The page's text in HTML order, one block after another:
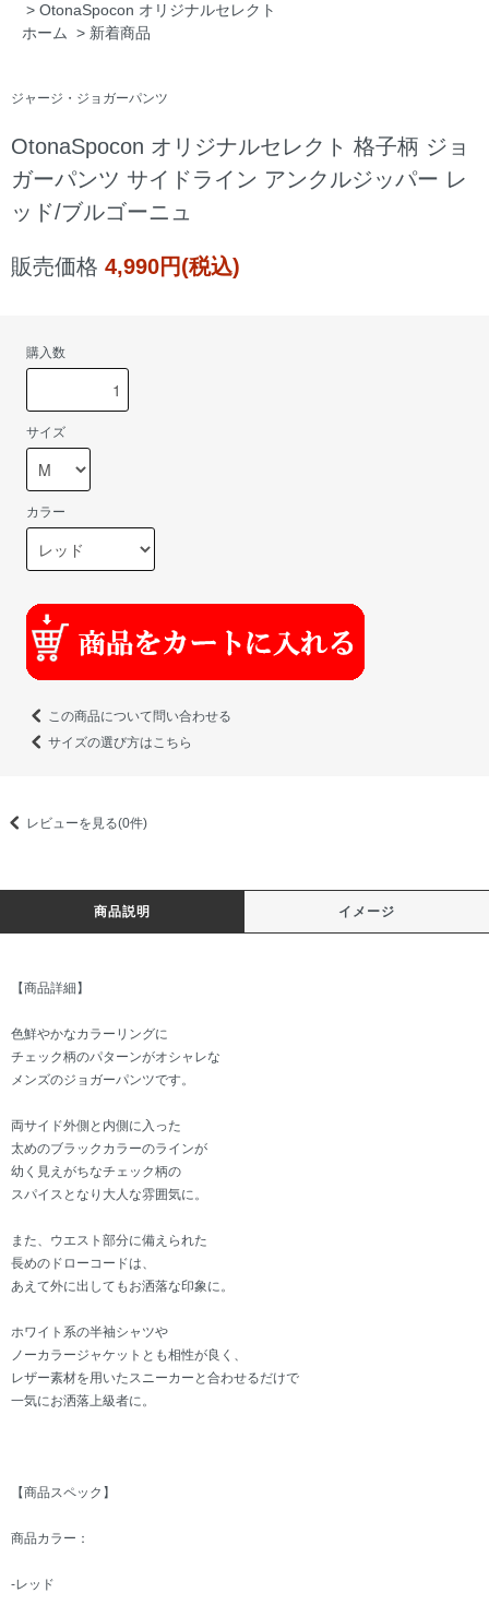
> OtonaSpocon オリジナルセレクト
ホーム
> 新着商品
ジャージ・ジョガーパンツ
OtonaSpocon オリジナルセレクト 格子柄 ジョ
ガーパンツ サイドライン アンクルジッパー レ
ッド/ブルゴーニュ
販売価格 4,990円(税込)
購入数
サイズ
カラー
この商品について問い合わせる
サイズの選び方はこちら
レビューを見る(0件)
商品説明 イメージ
【商品詳細】
色鮮やかなカラーリングに
チェック柄のパターンがオシャレな
メンズのジョガーパンツです。
両サイド外側と内側に入った
太めのブラックカラーのラインが
幼く見えがちなチェック柄の
スパイスとなり大人な雰囲気に。
また、ウエスト部分に備えられた
長めのドローコードは、
あえて外に出してもお洒落な印象に。
ホワイト系の半袖シャツや
ノーカラージャケットとも相性が良く、
レザー素材を用いたスニーカーと合わせるだけで
一気にお洒落上級者に。
【商品スペック】
商品カラー：
-レッド